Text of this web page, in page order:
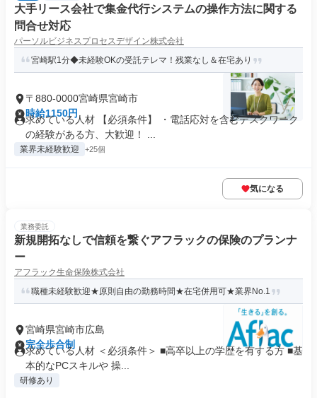
大手リース会社で集金代行システムの操作方法に関する
問合せ対応
パーソルビジネスプロセスデザイン株式会社
宮崎駅1分◆未経験OKの受託テレマ！残業なし＆在宅あり
〒880-0000宮崎県宮崎市
時給1150円
求めている人材 【必須条件】 ・電話応対を含むデスクワーク
の経験がある方、大歓迎！ ...
業界未経験歓迎 +25個
気になる
業務委託
新規開拓なしで信頼を繋ぐアフラックの保険のプランナ
ー
アフラック生命保険株式会社
職種未経験歓迎★原則自由の勤務時間★在宅併用可★業界No.1
宮崎県宮崎市広島
完全歩合制
求めている人材 ＜必須条件＞ ■高卒以上の学歴を有する方 ■基
本的なPCスキルや 操...
研修あり